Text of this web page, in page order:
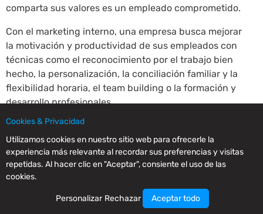
comparta sus valores es un empleado comprometido.
Con el marketing interno, una empresa busca mejorar
la motivación y productividad de sus empleados con
técnicas como el reconocimiento por el trabajo bien
hecho, la personalización, la conciliación familiar y la
flexibilidad horaria, el team building o la formación y
desarrollo profesionales.
Employer branding
marketing
Atraer y retener talento es uno de los grandes retos de
las empresas. Y es ahí donde opera el employer
Cookies & Privacidad
Utilizamos cookies en nuestro sitio web para ofrecerle la
experiencia más relevante al recordar sus preferencias y visitas
repetidas. Al hacer clic en "Aceptar", consiente el uso de las
cookies.
Personalizar Rechazar Aceptar todo